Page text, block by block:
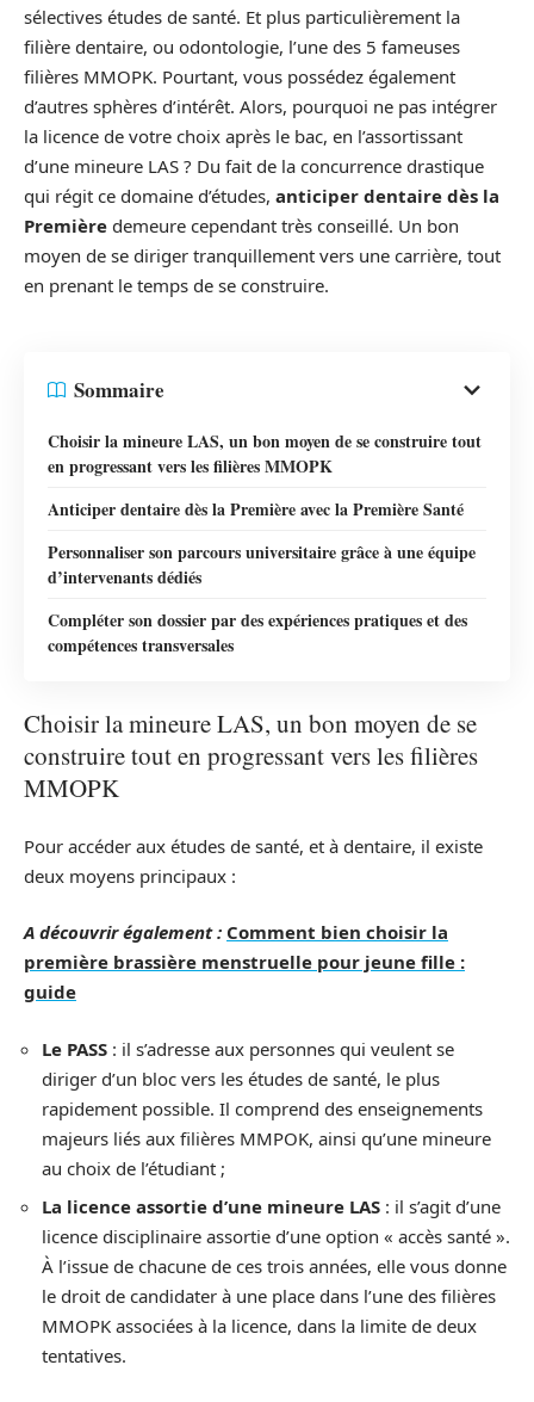
sélectives études de santé. Et plus particulièrement la
filière dentaire, ou odontologie, l’une des 5 fameuses
filières MMOPK. Pourtant, vous possédez également
d’autres sphères d’intérêt. Alors, pourquoi ne pas intégrer
la licence de votre choix après le bac, en l’assortissant
d’une mineure LAS ? Du fait de la concurrence drastique
qui régit ce domaine d’études, anticiper dentaire dès la
Première demeure cependant très conseillé. Un bon
moyen de se diriger tranquillement vers une carrière, tout
en prenant le temps de se construire.
Sommaire
Choisir la mineure LAS, un bon moyen de se construire tout
en progressant vers les filières MMOPK
Anticiper dentaire dès la Première avec la Première Santé
Personnaliser son parcours universitaire grâce à une équipe
d’intervenants dédiés
Compléter son dossier par des expériences pratiques et des
compétences transversales
Choisir la mineure LAS, un bon moyen de se
construire tout en progressant vers les filières
MMOPK
Pour accéder aux études de santé, et à dentaire, il existe
deux moyens principaux :
A découvrir également : Comment bien choisir la
première brassière menstruelle pour jeune fille :
guide
Le PASS : il s’adresse aux personnes qui veulent se
diriger d’un bloc vers les études de santé, le plus
rapidement possible. Il comprend des enseignements
majeurs liés aux filières MMPOK, ainsi qu’une mineure
au choix de l’étudiant ;
La licence assortie d’une mineure LAS : il s’agit d’une
licence disciplinaire assortie d’une option « accès santé ».
À l’issue de chacune de ces trois années, elle vous donne
le droit de candidater à une place dans l’une des filières
MMOPK associées à la licence, dans la limite de deux
tentatives.